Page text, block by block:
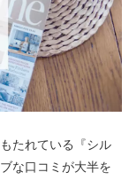
たれている『シル
な口コミが大半を